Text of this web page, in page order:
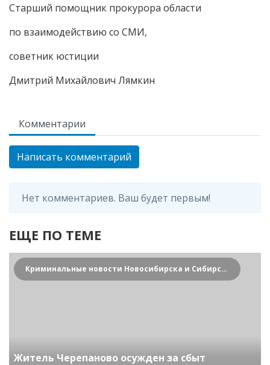
Старший помощник прокурора области
по взаимодействию со СМИ,
советник юстиции
Дмитрий Михайлович Лямкин
Комментарии
Написать комментарий
Нет комментариев. Ваш будет первым!
ЕЩЕ ПО ТЕМЕ
Криминальные новости Новосибирска и Сибирского региона
Житель Черепаново осужден за сбыт